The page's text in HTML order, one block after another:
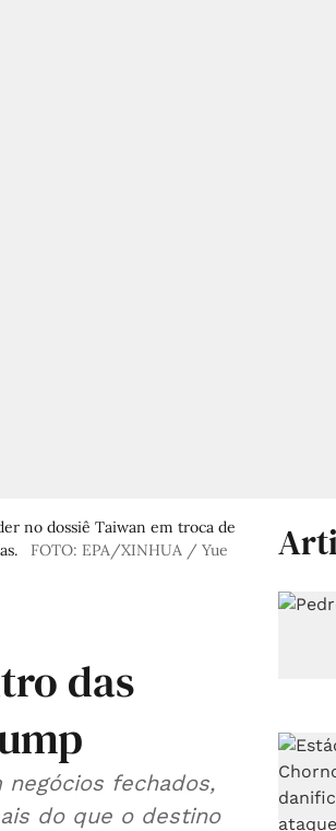
no dossiê Taiwan em troca de
FOTO: EPA/XINHUA / Yue
das
fechados,
do que o destino